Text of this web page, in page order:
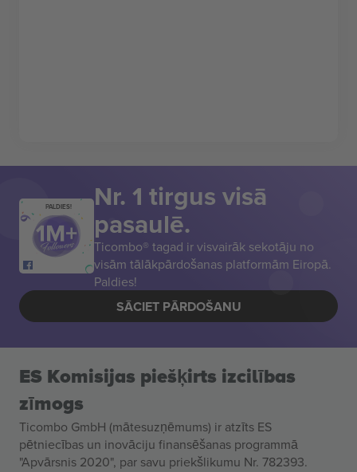
PALDIES! Nr. 1 tirgus visā
pasaulē.
Ticombo® tagad ir visvairāk sekotāju no
visām tālākpārdošanas platformām Eiropā.
Paldies!
SĀCIET PĀRDOŠANU
ES Komisijas piešķirts izcilības
zīmogs
Ticombo GmbH (mātesuzņēmums) ir atzīts ES
pētniecības un inovāciju finansēšanas programmā
"Apvārsnis 2020", par savu priekšlikumu Nr. 782393.